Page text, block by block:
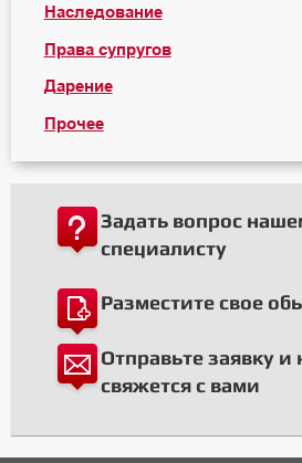
Наследование
Права супругов
Дарение
Прочее
Задать вопрос
специалисту
Разместите свое
Отправьте заявку и
свяжется с вами